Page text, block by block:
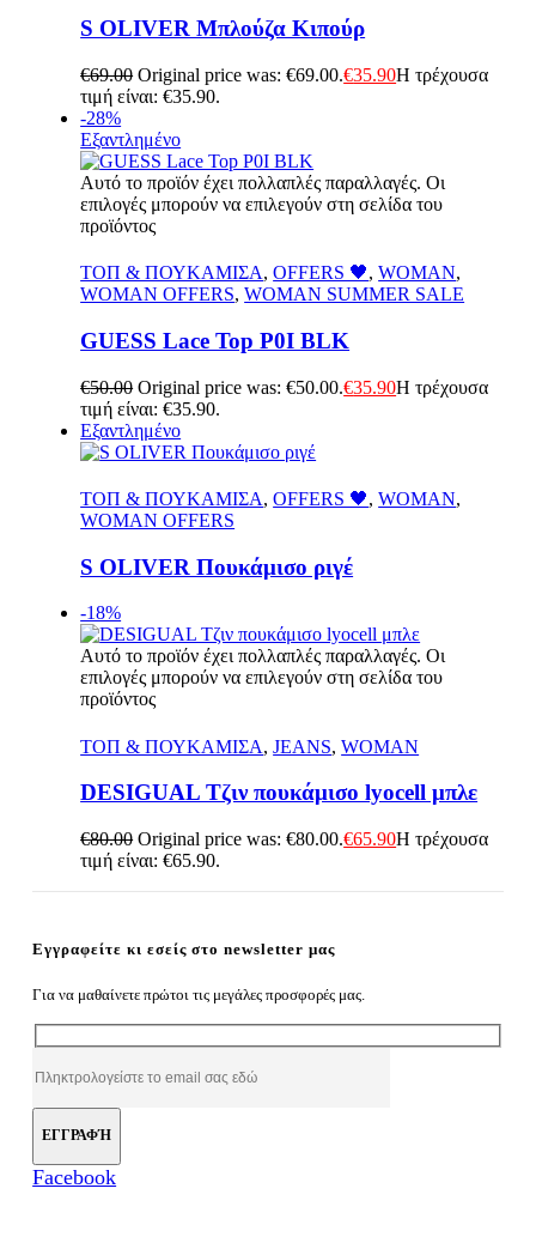
S OLIVER Mπλούζα Κιπούρ
€69.00 Original price was: €69.00.€35.90Η τρέχουσα
τιμή είναι: €35.90.
-28%
Εξαντλημένο
Αυτό το προϊόν έχει πολλαπλές παραλλαγές. Οι
επιλογές μπορούν να επιλεγούν στη σελίδα του
προϊόντος
ΤΟΠ & ΠΟΥΚΑΜΙΣΑ,OFFERS 🖤,WOMAN,
WOMAN OFFERS,WOMAN SUMMER SALE
GUESS Lace Top P0I BLK
€50.00 Original price was: €50.00.€35.90Η τρέχουσα
τιμή είναι: €35.90.
Εξαντλημένο
ΤΟΠ & ΠΟΥΚΑΜΙΣΑ,OFFERS 🖤,WOMAN,
WOMAN OFFERS
S OLIVER Πουκάμισο ριγέ
-18%
Αυτό το προϊόν έχει πολλαπλές παραλλαγές. Οι
επιλογές μπορούν να επιλεγούν στη σελίδα του
προϊόντος
ΤΟΠ & ΠΟΥΚΑΜΙΣΑ,JEANS,WOMAN
DESIGUAL Τζιν πουκάμισο lyocell μπλε
€80.00 Original price was: €80.00.€65.90Η τρέχουσα
τιμή είναι: €65.90.
Εγγραφείτε κι εσείς στο newsletter μας
Για να μαθαίνετε πρώτοι τις μεγάλες προσφορές μας.
Facebook